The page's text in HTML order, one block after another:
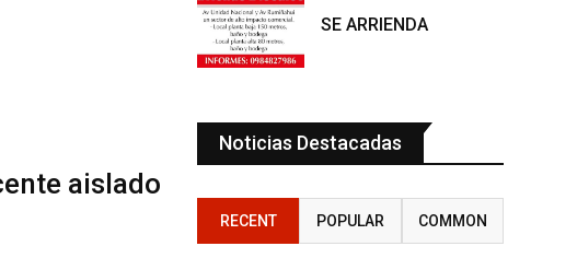
aislado
SE ARRIENDA
Noticias Destacadas
RECENT POPULAR COMMON